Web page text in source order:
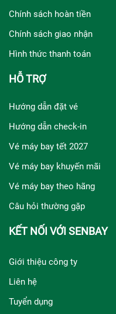
Chính sách hoàn tiền
Chính sách giao nhận
Hình thức thanh toán
HỖ TRỢ
Hướng dẫn đặt vé
Hướng dẫn check-in
Vé máy bay tết 2027
Vé máy bay khuyến mãi
Vé máy bay theo hãng
Câu hỏi thường gặp
KẾT NỐI VỚI SENBAY
Giới thiệu công ty
Liên hệ
Tuyển dụng